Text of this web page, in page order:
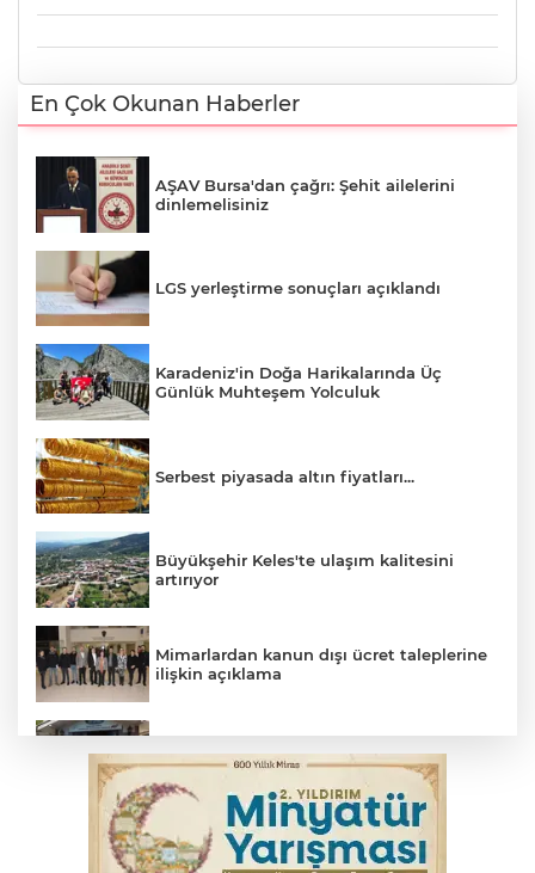
En Çok Okunan Haberler
AŞAV Bursa'dan çağrı: Şehit ailelerini
dinlemelisiniz
LGS yerleştirme sonuçları açıklandı
Karadeniz'in Doğa Harikalarında Üç
Günlük Muhteşem Yolculuk
Serbest piyasada altın fiyatları...
Büyükşehir Keles'te ulaşım kalitesini
artırıyor
Mimarlardan kanun dışı ücret taleplerine
ilişkin açıklama
Başkan Aydın: Tüm imkanları sunuyoruz
Başkan Dalgıç: Denizler halkındır